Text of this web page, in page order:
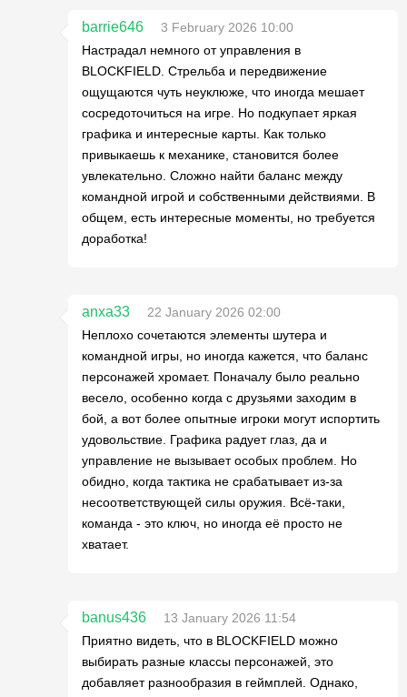
barrie646
3 February 2026 10:00
Настрадал немного от управления в
BLOCKFIELD. Стрельба и передвижение
ощущаются чуть неуклюже, что иногда мешает
сосредоточиться на игре. Но подкупает яркая
графика и интересные карты. Как только
привыкаешь к механике, становится более
увлекательно. Сложно найти баланс между
командной игрой и собственными действиями. В
общем, есть интересные моменты, но требуется
доработка!
anxa33
22 January 2026 02:00
Неплохо сочетаются элементы шутера и
командной игры, но иногда кажется, что баланс
персонажей хромает. Поначалу было реально
весело, особенно когда с друзьями заходим в
бой, а вот более опытные игроки могут испортить
удовольствие. Графика радует глаз, да и
управление не вызывает особых проблем. Но
обидно, когда тактика не срабатывает из-за
несоответствующей силы оружия. Всё-таки,
команда - это ключ, но иногда её просто не
хватает.
banus436
13 January 2026 11:54
Приятно видеть, что в BLOCKFIELD можно
выбирать разные классы персонажей, это
добавляет разнообразия в геймплей. Однако,